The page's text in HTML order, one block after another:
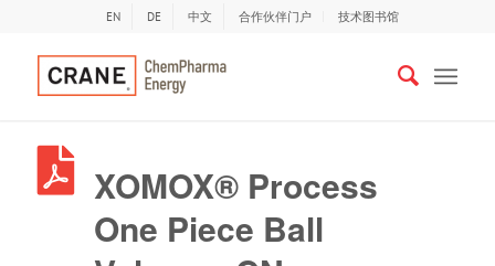
EN DE 中文 合作伙伴门户 技术图书馆
XOMOX® Process
One Piece Ball